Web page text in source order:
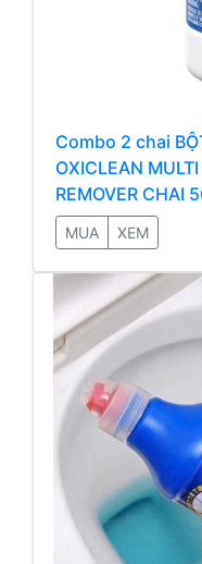
Combo 2 chai
OXICLEAN
REMOVER CHAI
MUA XEM